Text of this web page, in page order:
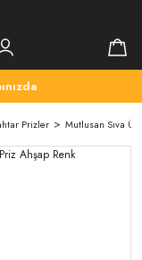
Prizler Mutlusan Sıva